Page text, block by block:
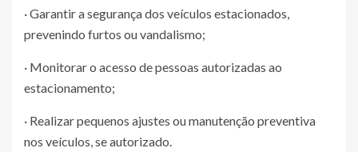
· Garantir a segurança dos veículos estacionados,
prevenindo furtos ou vandalismo;
· Monitorar o acesso de pessoas autorizadas ao
estacionamento;
· Realizar pequenos ajustes ou manutenção preventiva
nos veículos, se autorizado.